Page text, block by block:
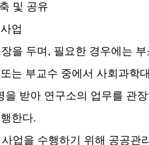
및 공유
업
을 두며 , 필요한 경우에는
는 부교수 중에서 사회과학
받아 연구소의 업무를 관장
한다.
업을 수행하기 위해 공공관